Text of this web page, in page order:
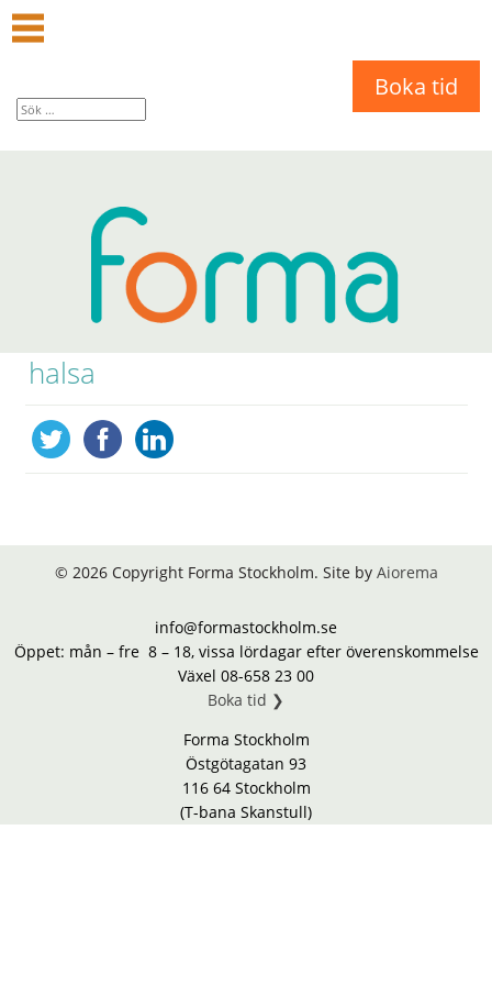
Boka tid
halsa
© 2026 Copyright Forma Stockholm. Site by Aiorema
info@formastockholm.se
Öppet: mån – fre 8 – 18, vissa lördagar efter överenskommelse
Växel 08-658 23 00
Boka tid ❯
Forma Stockholm
Östgötagatan 93
116 64 Stockholm
(T-bana Skanstull)